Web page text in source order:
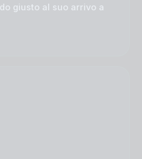
giusto al suo arrivo a